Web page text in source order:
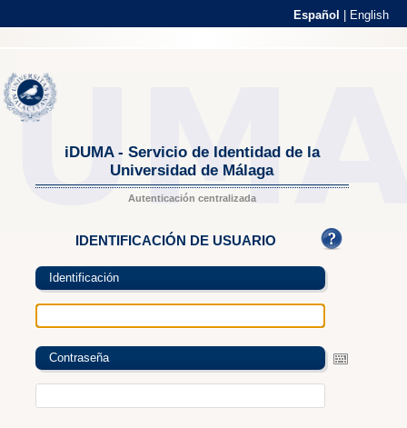
Español English
iDUMA - Servicio de Identidad de la
Universidad de Málaga
Autenticación centralizada
IDENTIFICACIÓN DE USUARIO
Identificación
Contraseña